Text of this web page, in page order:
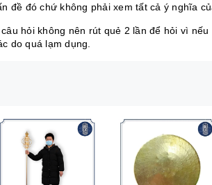
đề đó chứ không phải xem tất cả ý nghĩa
hỏi không nên rút quẻ 2 lần để hỏi vì
do quá lạm dụng.